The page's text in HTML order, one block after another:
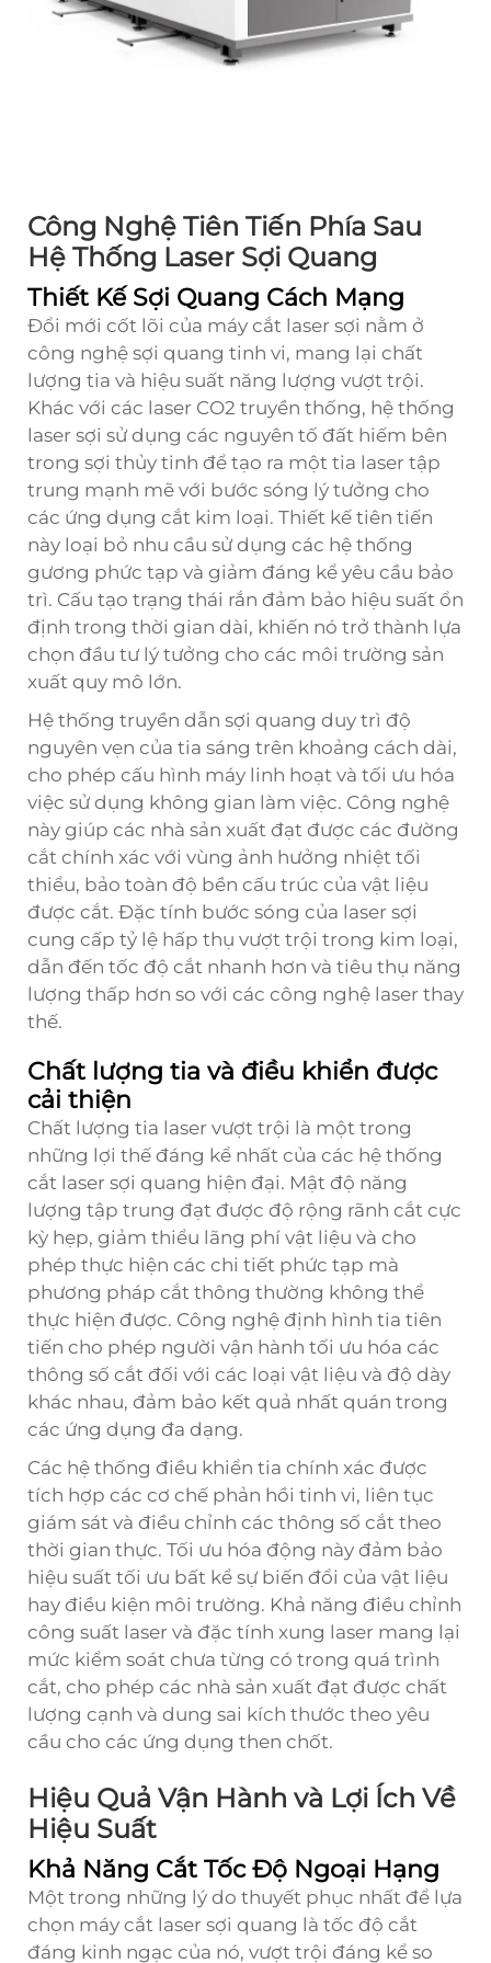
Công Nghệ Tiên Tiến Phía Sau
Hệ Thống Laser Sợi Quang
Thiết Kế Sợi Quang Cách Mạng
Đổi mới cốt lõi của máy cắt laser sợi nằm ở
công nghệ sợi quang tinh vi, mang lại chất
lượng tia và hiệu suất năng lượng vượt trội.
Khác với các laser CO2 truyền thống, hệ thống
laser sợi sử dụng các nguyên tố đất hiếm bên
trong sợi thủy tinh để tạo ra một tia laser tập
trung mạnh mẽ với bước sóng lý tưởng cho
các ứng dụng cắt kim loại. Thiết kế tiên tiến
này loại bỏ nhu cầu sử dụng các hệ thống
gương phức tạp và giảm đáng kể yêu cầu bảo
trì. Cấu tạo trạng thái rắn đảm bảo hiệu suất ổn
định trong thời gian dài, khiến nó trở thành lựa
chọn đầu tư lý tưởng cho các môi trường sản
xuất quy mô lớn.
Hệ thống truyền dẫn sợi quang duy trì độ
nguyên vẹn của tia sáng trên khoảng cách dài,
cho phép cấu hình máy linh hoạt và tối ưu hóa
việc sử dụng không gian làm việc. Công nghệ
này giúp các nhà sản xuất đạt được các đường
cắt chính xác với vùng ảnh hưởng nhiệt tối
thiểu, bảo toàn độ bền cấu trúc của vật liệu
được cắt. Đặc tính bước sóng của laser sợi
cung cấp tỷ lệ hấp thụ vượt trội trong kim loại,
dẫn đến tốc độ cắt nhanh hơn và tiêu thụ năng
lượng thấp hơn so với các công nghệ laser thay
thế.
Chất lượng tia và điều khiển được
cải thiện
Chất lượng tia laser vượt trội là một trong
những lợi thế đáng kể nhất của các hệ thống
cắt laser sợi quang hiện đại. Mật độ năng
lượng tập trung đạt được độ rộng rãnh cắt cực
kỳ hẹp, giảm thiểu lãng phí vật liệu và cho
phép thực hiện các chi tiết phức tạp mà
phương pháp cắt thông thường không thể
thực hiện được. Công nghệ định hình tia tiên
tiến cho phép người vận hành tối ưu hóa các
thông số cắt đối với các loại vật liệu và độ dày
khác nhau, đảm bảo kết quả nhất quán trong
các ứng dụng đa dạng.
Các hệ thống điều khiển tia chính xác được
tích hợp các cơ chế phản hồi tinh vi, liên tục
giám sát và điều chỉnh các thông số cắt theo
thời gian thực. Tối ưu hóa động này đảm bảo
hiệu suất tối ưu bất kể sự biến đổi của vật liệu
hay điều kiện môi trường. Khả năng điều chỉnh
công suất laser và đặc tính xung laser mang lại
mức kiểm soát chưa từng có trong quá trình
cắt, cho phép các nhà sản xuất đạt được chất
lượng cạnh và dung sai kích thước theo yêu
cầu cho các ứng dụng then chốt.
Hiệu Quả Vận Hành và Lợi Ích Về
Hiệu Suất
Khả Năng Cắt Tốc Độ Ngoại Hạng
Một trong những lý do thuyết phục nhất để lựa
chọn máy cắt laser sợi quang là tốc độ cắt
đáng kinh ngạc của nó, vượt trội đáng kể so